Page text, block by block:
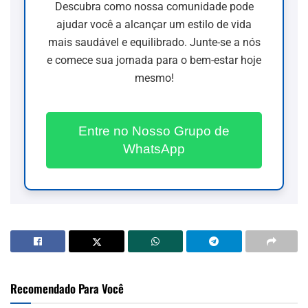
Descubra como nossa comunidade pode
ajudar você a alcançar um estilo de vida
mais saudável e equilibrado. Junte-se a nós
e comece sua jornada para o bem-estar hoje
mesmo!
Entre no Nosso Grupo de
WhatsApp
Recomendado Para Você